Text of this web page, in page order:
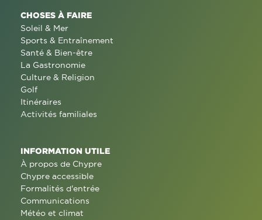
CHOSES À FAIRE
Soleil & Mer
Sports & Entraînement
Santé & Bien-être
La Gastronomie
Culture & Religion
Golf
Itinéraires
Activités familiales
INFORMATION UTILE
À propos de Chypre
Chypre accessible
Formalités d'entrée
Communications
Météo et climat